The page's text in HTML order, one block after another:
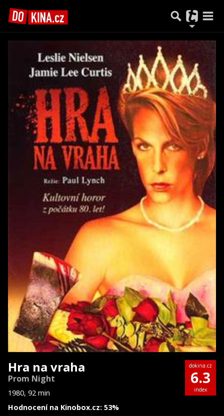
Hra na vraha
Prom Night
1980, 92 min
Hodnocení na Kinobox.cz: 53%
dokina.cz
6.3
index